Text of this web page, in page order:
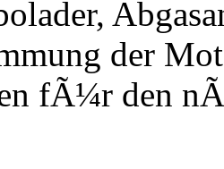
der
fÃ¼r den